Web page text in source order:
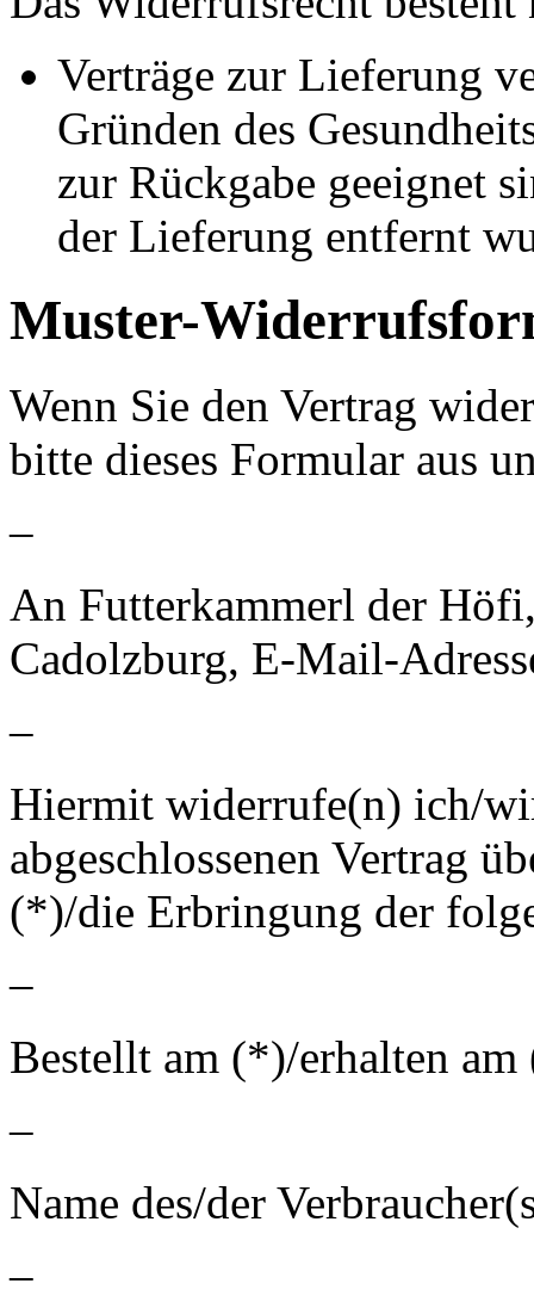
Verträge zur Lieferung
Gründen des
zur Rückgabe geeignet
der Lieferung entfernt
Muster-
Wenn Sie den Vertrag
bitte dieses Formular aus
–
An Futterkammerl der
Cadolzburg, E-Mail-
–
Hiermit widerrufe(n) ich/
abgeschlossenen Vertrag
(*)/die Erbringung der
–
Bestellt am (*)/erhalten
–
Name des/der
–